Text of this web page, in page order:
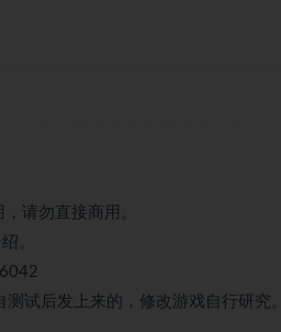
请勿直接商用。
。
试后发上来的，修改游戏自行研究。